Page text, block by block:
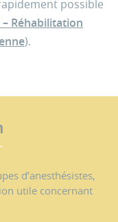
possible
– Réhabilitation
).
d’anesthésistes,
utile concernant